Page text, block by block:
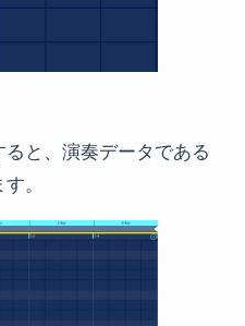
ると、演奏データである
。